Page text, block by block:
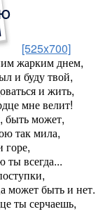
[525x700]
жарким днем,
и буду твой,
и жить,
мне велит!
быть может,
так мила,
горе,
ты всегда...
может быть и нет.
ты серчаешь,